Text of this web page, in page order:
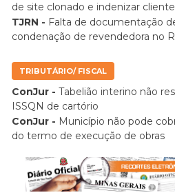
de site clonado e indenizar cliente
TJRN - Falta de documentação
condenação de revendedora no
TRIBUTÁRIO/ FISCAL
ConJur - Tabelião interino não
ISSQN de cartório
ConJur - Município não pode
do termo de execução de obras